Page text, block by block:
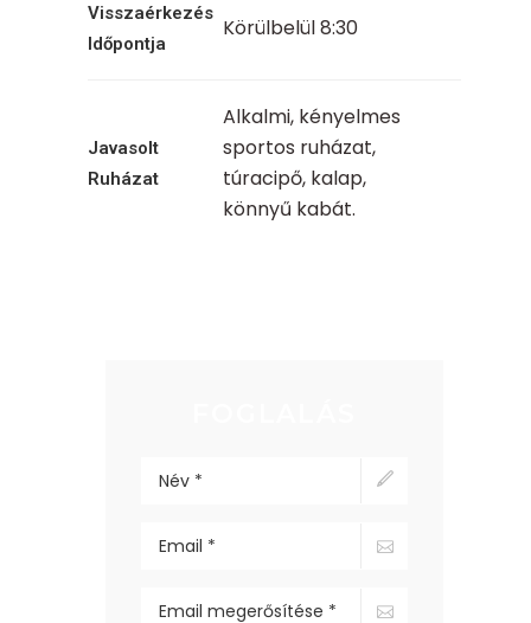
Visszaérkezés
Időpontja
Körülbelül 8:30
Javasolt
Ruházat
Alkalmi, kényelmes
sportos ruházat,
túracipő, kalap,
könnyű kabát.